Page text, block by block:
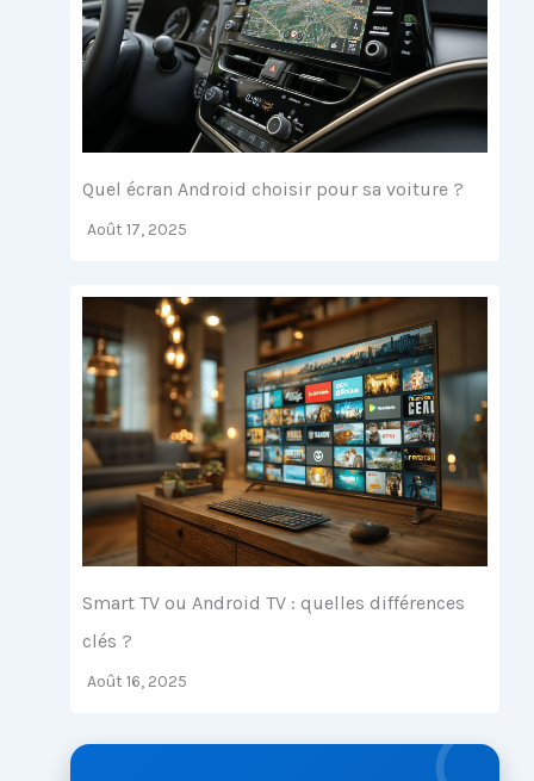
Quel écran Android choisir pour sa voiture ?
Août 17, 2025
Smart TV ou Android TV : quelles différences
clés ?
Août 16, 2025